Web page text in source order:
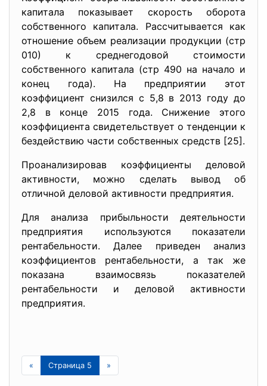
капитала показывает скорость оборота
собственного капитала. Рассчитывается как
отношение объем реализации продукции (стр
010) к среднегодовой стоимости
собственного капитала (стр 490 на начало и
конец года). На предприятии этот
коэффициент снизился с 5,8 в 2013 году до
2,8 в конце 2015 года. Снижение этого
коэффициента свидетельствует о тенденции к
бездействию части собственных средств [25].
Проанализировав коэффициенты деловой
активности, можно сделать вывод об
отличной деловой активности предприятия.
Для анализа прибыльности деятельности
предприятия используются показатели
рентабельности. Далее приведен анализ
коэффициентов рентабельности, а так же
показана взаимосвязь показателей
рентабельности и деловой активности
предприятия.
« Страница 5 »